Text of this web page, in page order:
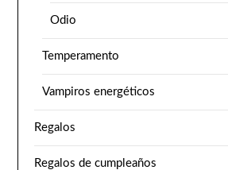
Odio
Temperamento
Vampiros energéticos
Regalos
Regalos de cumpleaños